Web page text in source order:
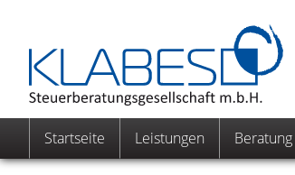
Startseite Leistungen Beratung